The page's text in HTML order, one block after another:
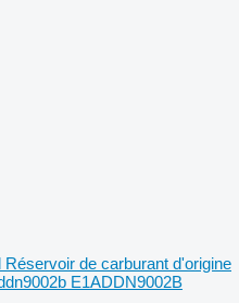
Réservoir de carburant d'origine
E1ADDN9002B